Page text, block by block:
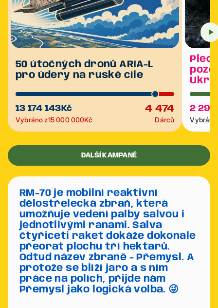
50 útočných dronů ARIA-L
pro údery na ruské cíle
13 174 143 Kč 4 474
Vybráno z15 000 000Kč Dárců
2 291
DALŠÍ KAMPANĚ
RM-70 je mobilní reaktivní
dělostřelecká zbraň, která
umožňuje vedení palby salvou i
jednotlivými ranami. Salva
čtyřiceti raket dokáže dokonale
přeorat plochu tří hektarů.
Odtud název zbraně - Přemysl. A
protože se blíží jaro a s ním
práce na polích, přijde nám
Přemysl jako logická volba. 😜